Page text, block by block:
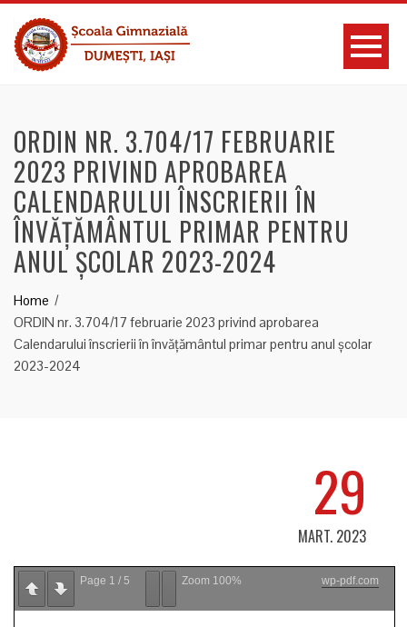
ORDIN NR. 3.704/17 FEBRUARIE
2023 PRIVIND APROBAREA
CALENDARULUI ÎNSCRIERII ÎN
ÎNVĂȚĂMÂNTUL PRIMAR PENTRU
ANUL ȘCOLAR 2023-2024
Home
ORDIN nr. 3.704/17 februarie 2023 privind aprobarea
Calendarului înscrierii în învățământul primar pentru anul școlar
2023-2024
29
MART. 2023
Page 1 / 5 Zoom 100% wp-pdf.com